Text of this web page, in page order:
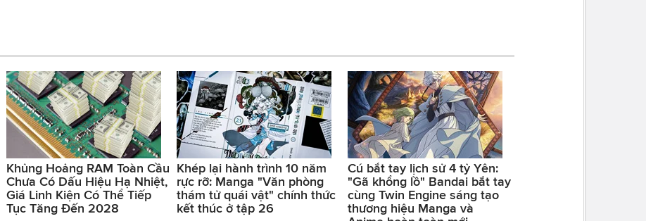
Khủng Hoảng RAM Toàn Cầu
Chưa Có Dấu Hiệu Hạ Nhiệt,
Giá Linh Kiện Có Thể Tiếp
Tục Tăng Đến 2028
Khép lại hành trình 10 năm
rực rỡ: Manga "Văn phòng
thám tử quái vật" chính thức
kết thúc ở tập 26
Cú bắt tay lịch sử 4 tỷ Yên:
"Gã khổng lồ" Bandai bắt tay
cùng Twin Engine sáng tạo
thương hiệu Manga và